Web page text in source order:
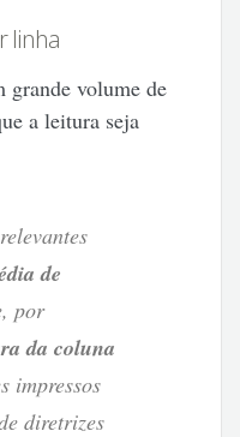
linha
volume de
a leitura seja
de
por
da coluna
impressos
diretrizes